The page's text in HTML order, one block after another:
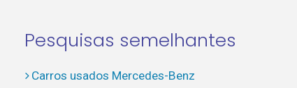
Pesquisas semelhantes
Carros usados Mercedes-Benz